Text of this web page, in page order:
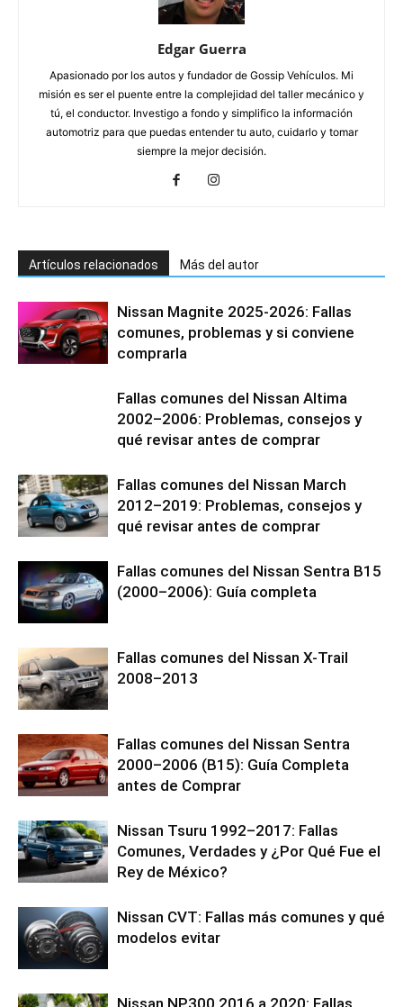
Edgar Guerra
Apasionado por los autos y fundador de Gossip Vehículos. Mi
misión es ser el puente entre la complejidad del taller mecánico y
tú, el conductor. Investigo a fondo y simplifico la información
automotriz para que puedas entender tu auto, cuidarlo y tomar
siempre la mejor decisión.
Artículos relacionados Más del autor
Nissan Magnite 2025-2026: Fallas
comunes, problemas y si conviene
comprarla
Fallas comunes del Nissan Altima
2002–2006: Problemas, consejos y
qué revisar antes de comprar
Fallas comunes del Nissan March
2012–2019: Problemas, consejos y
qué revisar antes de comprar
Fallas comunes del Nissan Sentra B15
(2000–2006): Guía completa
Fallas comunes del Nissan X-Trail
2008–2013
Fallas comunes del Nissan Sentra
2000–2006 (B15): Guía Completa
antes de Comprar
Nissan Tsuru 1992–2017: Fallas
Comunes, Verdades y ¿Por Qué Fue el
Rey de México?
Nissan CVT: Fallas más comunes y qué
modelos evitar